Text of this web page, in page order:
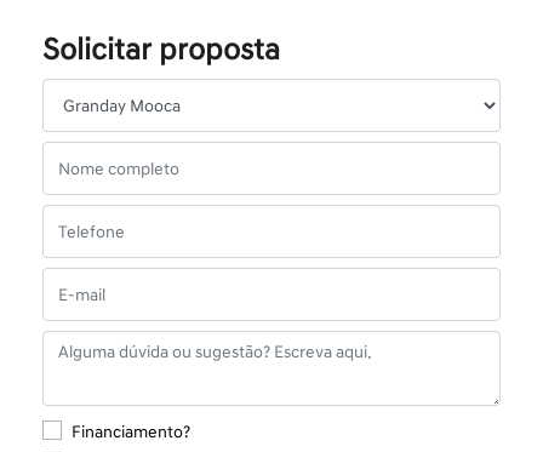
Solicitar proposta
Financiamento?